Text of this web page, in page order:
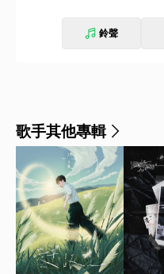
鈴聲
歌手其他專輯